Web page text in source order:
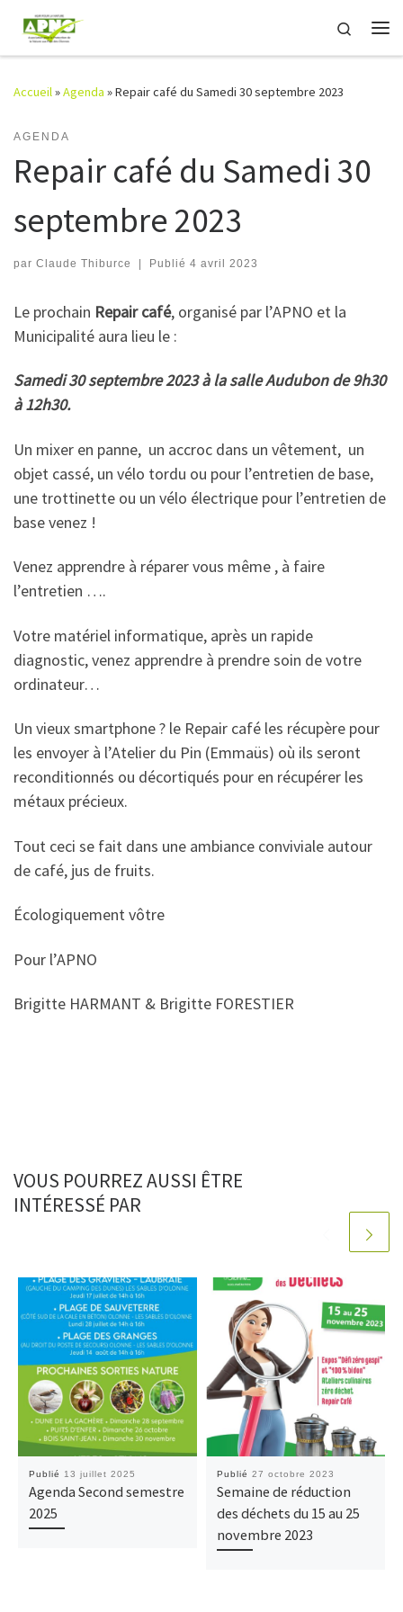
Passer au contenu
Search
Accueil»Agenda »Repair café du Samedi 30 septembre 2023
AGENDA
Repair café du Samedi 30
septembre 2023
par Claude Thiburce | Publié 4 avril 2023
Le prochain Repair café, organisé par l’APNO et la
Municipalité aura lieu le :
Samedi 30 septembre 2023 à la salle Audubon de 9h30
à 12h30.
Un mixer en panne, un accroc dans un vêtement, un
objet cassé, un vélo tordu ou pour l’entretien de base,
une trottinette ou un vélo électrique pour l’entretien de
base venez !
Venez apprendre à réparer vous même , à faire
l’entretien ….
Votre matériel informatique, après un rapide
diagnostic, venez apprendre à prendre soin de votre
ordinateur…
Un vieux smartphone ? le Repair café les récupère pour
les envoyer à l’Atelier du Pin (Emmaüs) où ils seront
reconditionnés ou décortiqués pour en récupérer les
métaux précieux.
Tout ceci se fait dans une ambiance conviviale autour
de café, jus de fruits.
Écologiquement vôtre
Pour l’APNO
Brigitte HARMANT & Brigitte FORESTIER
VOUS POURREZ AUSSI ÊTRE
INTÉRESSÉ PAR
Publié 13 juillet 2025
Agenda Second semestre
2025
Publié 27 octobre 2023
Semaine de réduction
des déchets du 15 au 25
novembre 2023